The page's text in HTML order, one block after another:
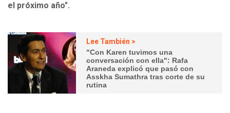
el próximo año".
Lee También >
"Con Karen tuvimos una
conversación con ella": Rafa
Araneda explicó que pasó con
Asskha Sumathra tras corte de su
rutina